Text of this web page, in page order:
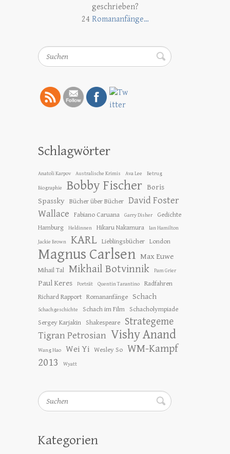
geschrieben?
24 Romananfänge…
Suchen
Schlagwörter
Anatoli Karpov Australische Krimis Ava Lee Betrug
Biographie Bobby Fischer Boris
Spassky Bücher über Bücher David Foster
Wallace
Fabiano Caruana Garry Disher
Gedichte
Hamburg
Heldinnen Hikaru Nakamura Ian Hamilton
Jackie Brown KARL Lieblingsbücher London
Magnus Carlsen Max Euwe
Mihail Tal Mikhail Botvinnik Pam Grier
Paul Keres Porträt Quentin Tarantino
Radfahren
Richard Rapport Romananfänge Schach
Schachgeschichte Schach im Film
Schacholympiade
Sergey Karjakin
Shakespeare Strategeme
Tigran Petrosian Vishy Anand
Wang Hao Wei Yi Wesley So WM-Kampf
2013
Wyatt
Suchen
Kategorien